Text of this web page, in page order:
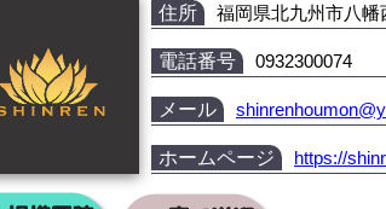
住所 福岡県北九州市八幡
電話番号 0932300074
メール
ホームページ https://